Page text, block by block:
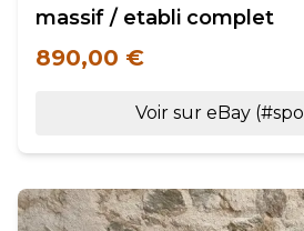
massif / etabli complet
890,00 €
Voir sur eBay